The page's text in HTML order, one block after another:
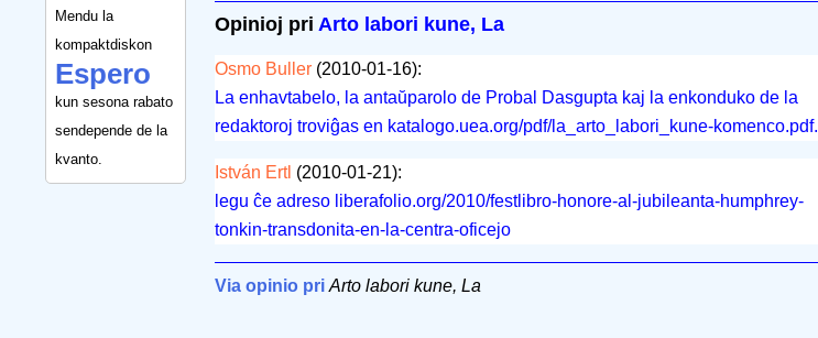
Mendu la
kompaktdiskon
Espero
kun sesona rabato
sendepende de la
kvanto.
Opinioj pri Arto labori kune, La
Osmo Buller (2010-01-16):
La enhavtabelo, la antaŭparolo de Probal Dasgupta kaj la enkonduko de la
redaktoroj troviĝas en katalogo.uea.org/pdf/la_arto_labori_kune-komenco.pdf.
István Ertl (2010-01-21):
legu ĉe adreso liberafolio.org/2010/festlibro-honore-al-jubileanta-humphrey-
tonkin-transdonita-en-la-centra-oficejo
Via opinio pri Arto labori kune, La